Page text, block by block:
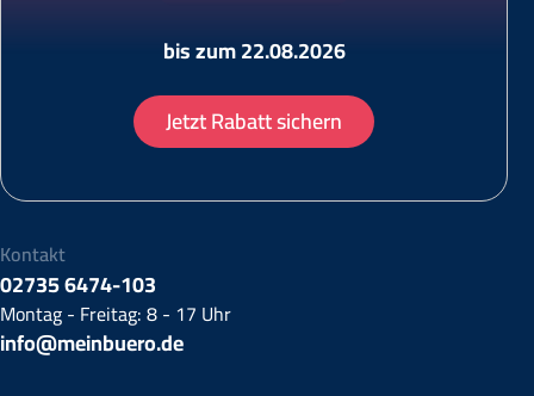
bis zum 22.08.2026
Jetzt Rabatt sichern
Kontakt
02735 6474-103
Montag - Freitag: 8 - 17 Uhr
info@meinbuero.de